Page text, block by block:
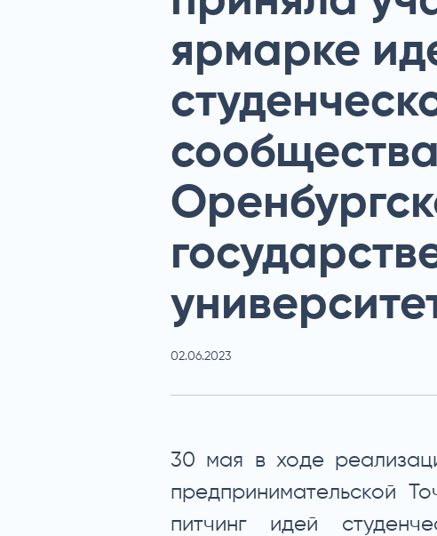
ярмарке
сообщества
02.06.2023
30 мая в ходе
предпринимательской
питчинг идей